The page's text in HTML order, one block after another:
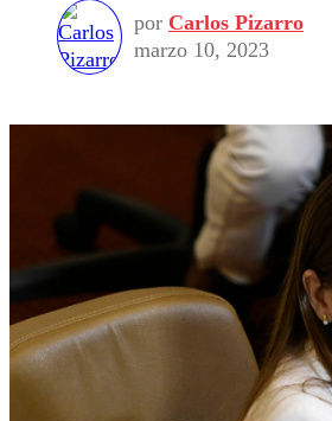
por Carlos Pizarro
marzo 10, 2023